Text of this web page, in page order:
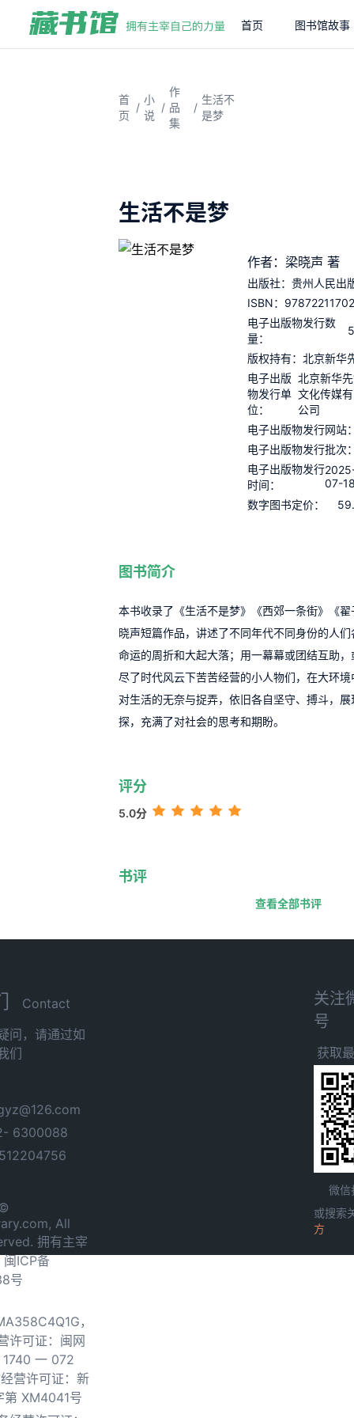
首页 图书馆故事
首
页
/
小
说
/
作
品
集
/
生活不
是梦
生活不是梦
作者：梁晓声 著
出版社： 贵州人民出
ISBN：
电子出版物发行数
量：
版权持有： 北京新华
电子出版
物发行单
位：
北京新华
文化传媒
公司
电子出版物发行网站
电子出版物发行批次
电子出版物发行
时间：
07-
数字图书定价：
图书简介
本书收录了《生活不是梦》《西郊一条街》《
晓声短篇作品，讲述了不同年代不同身份的人
命运的周折和大起大落；用一幕幕或团结互助
尽了时代风云下苦苦经营的小人物们，在大环
对生活的无奈与捉弄，依旧各自坚守、搏斗，
探，充满了对社会的思考和期盼。
评分
5.0分
书评
查看全部书评
Contact
问，请通过如
们
6300088
All
拥有主宰
闽ICP备
号
，
许可证：闽网
一 072
营许可证：新
第 XM4041号
关注
号
获取
微信
或搜索
方